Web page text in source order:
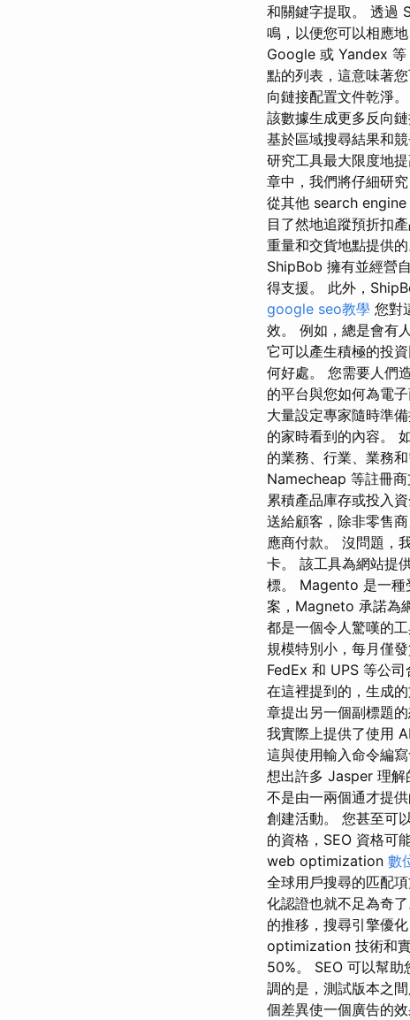
和關鍵字提取。 透過
鳴，以便您可以相應
Google 或 Yandex
點的列表，這意味著
向鏈接配置文件乾淨
該數據生成更多反向
基於區域搜尋結果和
研究工具最大限度地
章中，我們將仔細研
從其他 search engine
目了然地追蹤預折扣
重量和交貨地點提供
ShipBob 擁有並經營
得支援。 此外，
google seo教學 您對
效。 例如，總是會有
它可以產生積極的投
何好處。 您需要人們
的平台與您如何為電
大量設定專家隨時準
的家時看到的內容。
的業務、行業、業務
Namecheap 等註冊
累積產品庫存或投入
送給顧客，除非零售商
應商付款。 沒問題，
卡。 該工具為網站提
標。 Magento 是一種
案，Magneto 承諾為
都是一個令人驚嘆的
規模特別小，每月僅
FedEx 和 UPS 等公
在這裡提到的，生成
章提出另一個副標題
我實際上提供了使用
這與使用輸入命令編
想出許多 Jasper 理解
不是由一兩個通才提
創建活動。 您甚至可
的資格，SEO 資格可
web optimization 數
全球用戶搜尋的匹配
化認證也就不足為奇
的推移，搜尋引擎優
optimization 技術和
50%。 SEO 可以幫助
調的是，測試版本之
個差異使一個廣告的